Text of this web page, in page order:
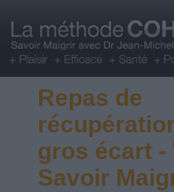
Repas de
gros écart -
Savoir